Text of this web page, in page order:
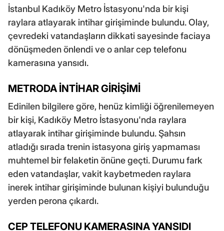
İstanbul Kadıköy Metro İstasyonu'nda bir kişi
raylara atlayarak intihar girişiminde bulundu. Olay,
çevredeki vatandaşların dikkati sayesinde faciaya
dönüşmeden önlendi ve o anlar cep telefonu
kamerasına yansıdı.
METRODA İNTİHAR GİRİŞİMİ
Edinilen bilgilere göre, henüz kimliği öğrenilemeyen
bir kişi, Kadıköy Metro İstasyonu'nda raylara
atlayarak intihar girişiminde bulundu. Şahsın
atladığı sırada trenin istasyona giriş yapmaması
muhtemel bir felaketin önüne geçti. Durumu fark
eden vatandaşlar, vakit kaybetmeden raylara
inerek intihar girişiminde bulunan kişiyi bulunduğu
yerden perona çıkardı.
CEP TELEFONU KAMERASINA YANSIDI